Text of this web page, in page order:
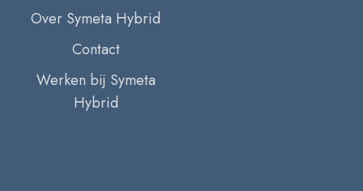
Over Symeta Hybrid
Contact
Werken bij Symeta
Hybrid